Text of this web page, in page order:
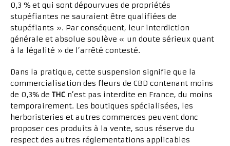
0,3 % et qui sont dépourvues de propriétés
stupéfiantes ne sauraient être qualifiées de
stupéfiants ». Par conséquent, leur interdiction
générale et absolue soulève « un doute sérieux quant
à la légalité » de l’arrêté contesté.
Dans la pratique, cette suspension signifie que la
commercialisation des fleurs de CBD contenant moins
de 0,3% de THC n’est pas interdite en France, du moins
temporairement. Les boutiques spécialisées, les
herboristeries et autres commerces peuvent donc
proposer ces produits à la vente, sous réserve du
respect des autres réglementations applicables